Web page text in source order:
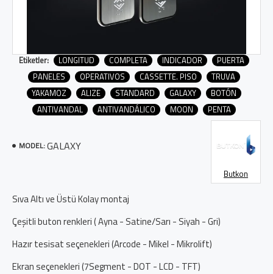
Etiketler: LONGITUD COMPLETA INDICADOR
PUERTA
PANELES
OPERATIVOS CASSETTE. PISO
TRUVA
YAKAMOZ
ALIZE STANDARD GALAXY
BOTÓN
ANTIVANDAL
ANTIVANDÁLICO MOON PENTA
MODEL:GALAXY
Butkon
Sıva Altı ve Üstü Kolay montaj
Çeşitli buton renkleri ( Ayna - Satine/Sarı - Siyah - Gri)
Hazır tesisat seçenekleri (Arcode - Mikel - Mikrolift)
Ekran seçenekleri (7Segment - DOT - LCD - TFT)